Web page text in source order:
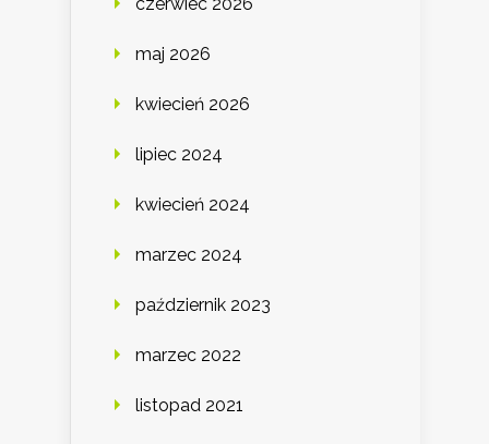
maj 2026
kwiecień 2026
lipiec 2024
kwiecień 2024
marzec 2024
październik 2023
marzec 2022
listopad 2021